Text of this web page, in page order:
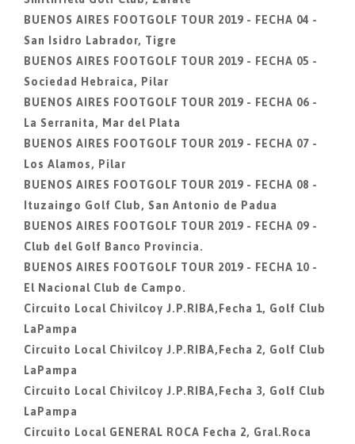
BUENOS AIRES FOOTGOLF TOUR 2019 - FECHA 04 -
San Isidro Labrador, Tigre
BUENOS AIRES FOOTGOLF TOUR 2019 - FECHA 05 -
Sociedad Hebraica, Pilar
BUENOS AIRES FOOTGOLF TOUR 2019 - FECHA 06 -
La Serranita, Mar del Plata
BUENOS AIRES FOOTGOLF TOUR 2019 - FECHA 07 -
Los Alamos, Pilar
BUENOS AIRES FOOTGOLF TOUR 2019 - FECHA 08 -
Ituzaingo Golf Club, San Antonio de Padua
BUENOS AIRES FOOTGOLF TOUR 2019 - FECHA 09 -
Club del Golf Banco Provincia.
BUENOS AIRES FOOTGOLF TOUR 2019 - FECHA 10 -
El Nacional Club de Campo.
Circuito Local Chivilcoy J.P.RIBA,Fecha 1, Golf Club
LaPampa
Circuito Local Chivilcoy J.P.RIBA,Fecha 2, Golf Club
LaPampa
Circuito Local Chivilcoy J.P.RIBA,Fecha 3, Golf Club
LaPampa
Circuito Local GENERAL ROCA Fecha 2, Gral.Roca